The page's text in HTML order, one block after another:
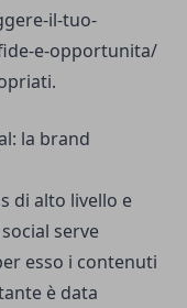
il-tuo-
e-opportunita/
la brand
di alto livello e
serve
esso i contenuti
è data